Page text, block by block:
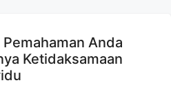
Anda
Ketidaksamaan